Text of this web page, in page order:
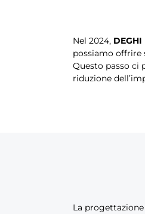
Nel 2024, DEGHI
possiamo offrire
Questo passo ci
riduzione
La